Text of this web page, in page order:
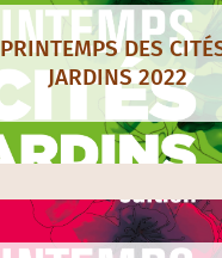
PRINTEMPS DES
JARDINS 2022